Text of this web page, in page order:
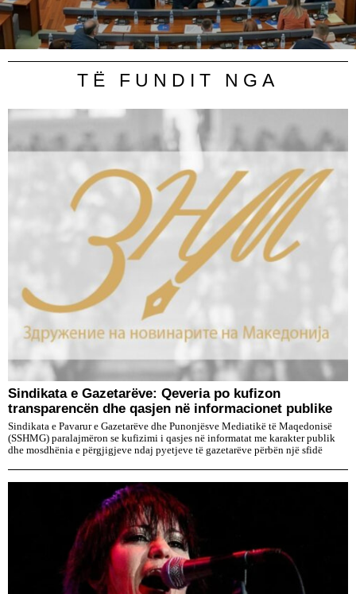
TË FUNDIT NGA
Sindikata e Gazetarëve: Qeveria po kufizon
transparencën dhe qasjen në informacionet publike
Sindikata e Pavarur e Gazetarëve dhe Punonjësve Mediatikë të Maqedonisë
(SSHMG) paralajmëron se kufizimi i qasjes në informatat me karakter publik
dhe mosdhënia e përgjigjeve ndaj pyetjeve të gazetarëve përbën një sfidë